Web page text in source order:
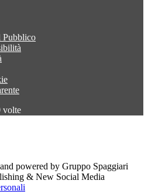
volte
powered by Gruppo Spaggiari
& New Social Media